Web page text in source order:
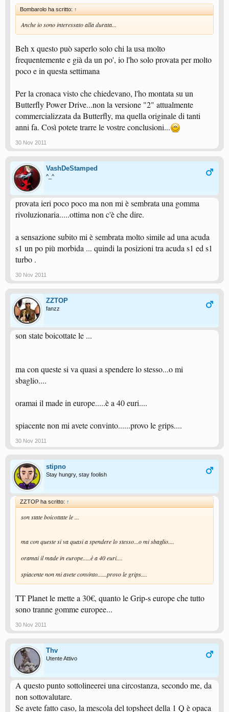
Bombarolo ha scritto: ↑
Anche io sono interessato alla durata...
Beh x questo può saperlo solo chi la usa molto
frequentemente e già da un po', io l'ho solo provata per molto
poco e in questa settimana
Per la cronaca visto che chiedevano, l'ho montata su un
Butterfly Power Drive...non la versione "2" attualmente
commercializzata da Butterfly, ma quella originale di tanti
anni fa. Così potete trarre le vostre conclusioni...
30 Nov 2011
VashDeStamped
^_^
provata ieri poco poco ma non mi è sembrata una gomma
rivoluzionaria.....ottima non c'è che dire.
a sensazione subito mi è sembrata molto simile ad una acuda
s1 un po più morbida ... quindi la posizioni tra acuda s1 ed s1
turbo .
30 Nov 2011
ZZTOP
fanzz
son state boicottate le ...
ma con queste si va quasi a spendere lo stesso...o mi
sbaglio....
oramai il made in europe.....è a 40 euri....
spiacente non mi avete convinto......provo le grips....
30 Nov 2011
stipno
Stay hungry, stay foolish
ZZTOP ha scritto: ↑
son state boicottate le ...
ma con queste si va quasi a spendere lo stesso...o mi sbaglio....
oramai il made in europe.....è a 40 euri....
spiacente non mi avete convinto......provo le grips....
TT Planet le mette a 30€, quanto le Grip-s europe che tutto
sono tranne gomme europee...
30 Nov 2011
Thv
Utente Attivo
A questo punto sottolineerei una circostanza, secondo me, da
non sottovalutare.
Se avete fatto caso, la mescola del topsheet della 1 Q è opaca